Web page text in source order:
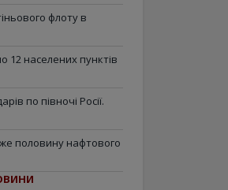
флоту в
12 населених пунктів
по півночі Росії.
половину нафтового